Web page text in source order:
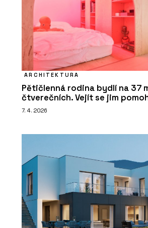
ARCHITEKTURA
Pětičlenná rodina bydlí na 37
čtverečních. Vejít se jim
7. 4. 2026